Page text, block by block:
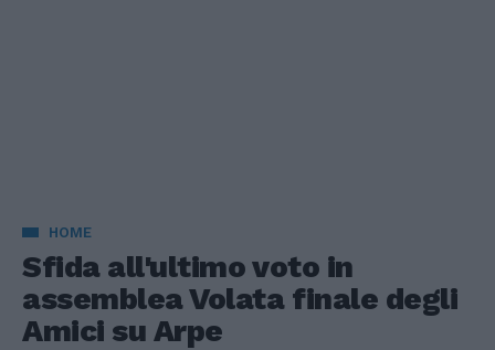
HOME
Sfida all'ultimo voto in
assemblea Volata finale degli
Amici su Arpe